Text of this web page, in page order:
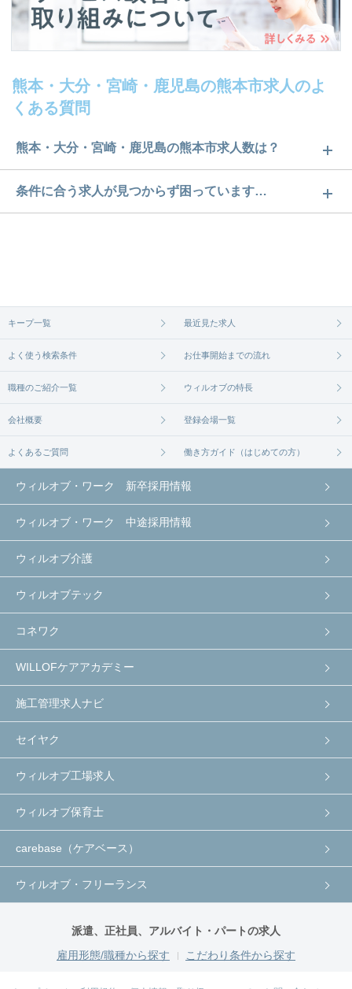
熊本・大分・宮崎・鹿児島の熊本市求人のよ
くある質問
熊本・大分・宮崎・鹿児島の熊本市求人数は？
熊本・大分・宮崎・鹿児島の熊本市求人数は134件で
す。どのような求人があるかぜひチェックしてみて
条件に合う求人が見つからず困っています…
無料相談の登録はコチラから
キープ一覧 最近見た求人
よく使う検索条件 お仕事開始までの流れ
職種のご紹介一覧 ウィルオブの特長
会社概要 登録会場一覧
よくあるご質問 働き方ガイド（はじめての方）
ウィルオブ・ワーク 新卒採用情報
ウィルオブ・ワーク 中途採用情報
ウィルオブ介護
ウィルオブテック
コネワク
WILLOFケアアカデミー
施工管理求人ナビ
セイヤク
ウィルオブ工場求人
ウィルオブ保育士
carebase（ケアベース）
ウィルオブ・フリーランス
派遣、正社員、アルバイト・パートの求人
雇用形態/職種から探す
こだわり条件から探す